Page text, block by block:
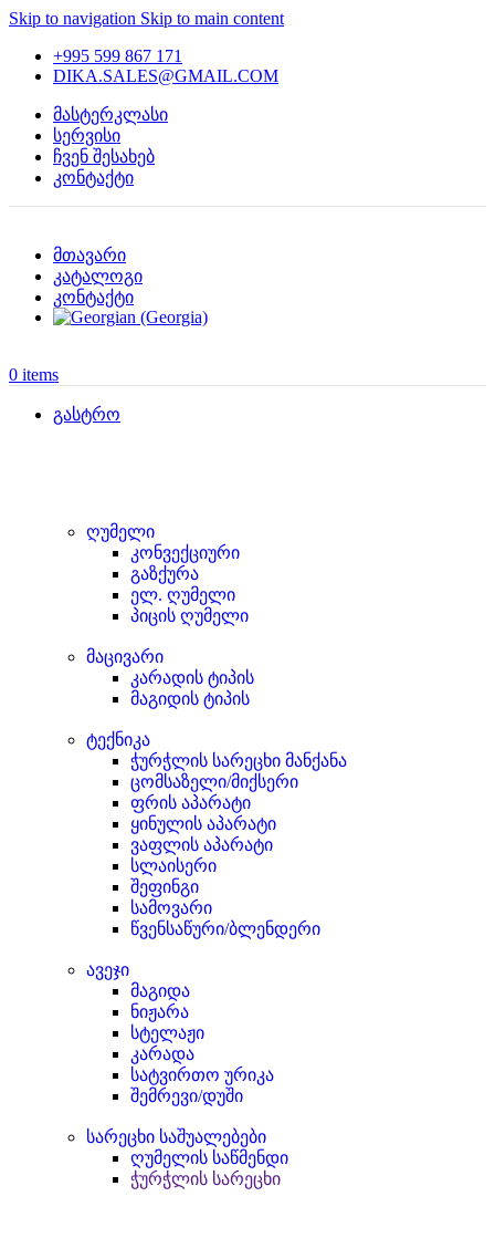
Skip to navigation Skip to main content
+995 599 867 171
DIKA.SALES@GMAIL.COM
მასტერკლასი
სერვისი
ჩვენ შესახებ
კონტაქტი
მთავარი
კატალოგი
კონტაქტი
0 items
გასტრო
ღუმელი
კონვექციური
გაზქურა
ელ. ღუმელი
პიცის ღუმელი
მაცივარი
კარადის ტიპის
მაგიდის ტიპის
ტექნიკა
ჭურჭლის სარეცხი მანქანა
ცომსაზელი/მიქსერი
ფრის აპარატი
ყინულის აპარატი
ვაფლის აპარატი
სლაისერი
შეფინგი
სამოვარი
წვენსაწური/ბლენდერი
ავეჯი
მაგიდა
ნიჟარა
სტელაჟი
კარადა
სატვირთო ურიკა
შემრევი/დუში
სარეცხი საშუალებები
ღუმელის საწმენდი
ჭურჭლის სარეცხი